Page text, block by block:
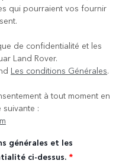
qui pourraient vos fournir
de confidentialité et les
Land Rover.
Les conditions Générales.
à tout moment en
suivante :
générales et les
ci-dessus. *